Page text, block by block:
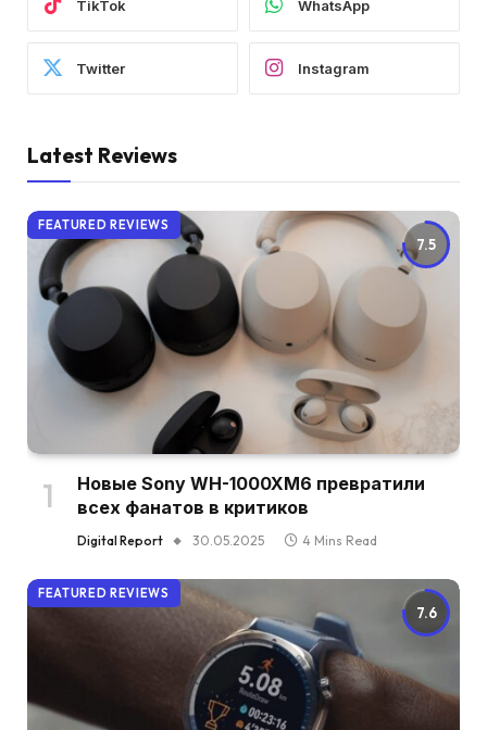
TikTok WhatsApp
Twitter Instagram
Latest Reviews
7.5
FEATURED REVIEWS
Новые Sony WH-1000XM6 превратили
всех фанатов в критиков
Digital Report 30.05.2025 4 Mins Read
7.6
FEATURED REVIEWS